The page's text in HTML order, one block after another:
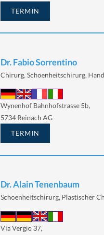
TERMIN
Dr. Fabio Sorrentino
Chirurg, Schoenheitschirurg,
Wynenhof Bahnhofstrasse 5b,
5734 Reinach AG
TERMIN
Dr. Alain Tenenbaum
Schoenheitschirurg, Plastischer
Via Vergio 37,